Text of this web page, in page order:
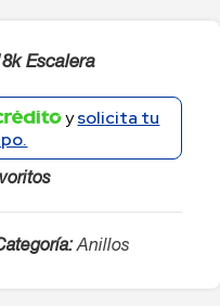
Escalera
ysolicita tu
Anillos